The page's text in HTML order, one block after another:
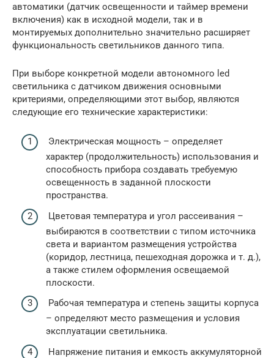
автоматики (датчик освещенности и таймер времени
включения) как в исходной модели, так и в
монтируемых дополнительно значительно расширяет
функциональность светильников данного типа.
При выборе конкретной модели автономного led
светильника с датчиком движения основными
критериями, определяющими этот выбор, являются
следующие его технические характеристики:
Электрическая мощность – определяет
характер (продолжительность) использования и
способность прибора создавать требуемую
освещенность в заданной плоскости
пространства.
Цветовая температура и угол рассеивания –
выбираются в соответствии с типом источника
света и вариантом размещения устройства
(коридор, лестница, пешеходная дорожка и т. д.),
а также стилем оформления освещаемой
плоскости.
Рабочая температура и степень защиты корпуса
– определяют место размещения и условия
эксплуатации светильника.
Напряжение питания и емкость аккумуляторной